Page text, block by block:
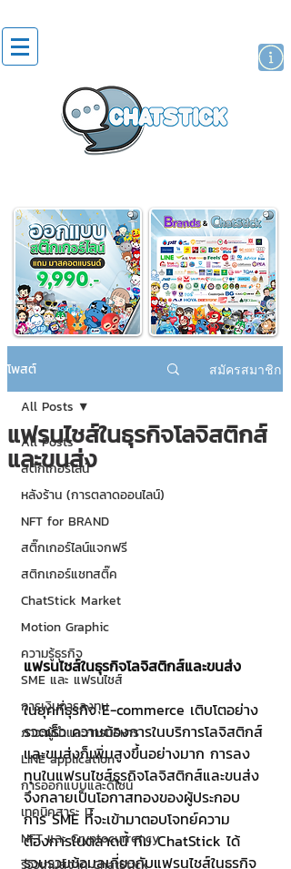
โพสต์ สมัครสมาชิก
All Posts
สติกเกอร์ไลน์
หลังร้าน (การตลาดออนไลน์)
NFT for BRAND
สติ๊กเกอร์ไลน์แจกฟรี
สติกเกอร์แชทสติ๊ค
ChatStick Market
Motion Graphic
ความรู้ธุรกิจ
SME และ แฟรนไชส์
การเงินการลงทุน
ภาวะผู้นำและการบริหาร
LINE application
การออกแบบและดีไซน์
เทคนิคสาระ IT
NFT และ Cryptocurrency
รีวิวเกมส์จาก ChatStick
All Posts
แฟรนไชส์ในธุรกิจโลจิสติกส์
และขนส่ง
แฟรนไชส์ในธุรกิจโลจิสติกส์และขนส่ง
ในยุคที่ธุรกิจ E-commerce เติบโตอย่าง
รวดเร็ว ความต้องการในบริการโลจิสติกส์
และขนส่งก็เพิ่มสูงขึ้นอย่างมาก การลง
ทุนในแฟรนไชส์ธุรกิจโลจิสติกส์และขนส่ง
จึงกลายเป็นโอกาสทองของผู้ประกอบ
การ SME ที่จะเข้ามาตอบโจทย์ความ
ต้องการในตลาดนี้ ทีม ChatStick ได้
รวบรวมข้อมูลเกี่ยวกับแฟรนไชส์ในธุรกิจ